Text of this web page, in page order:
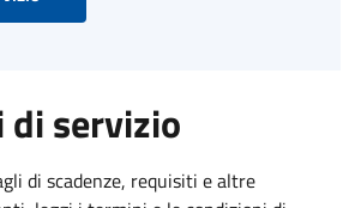
di servizio
di scadenze, requisiti e altre